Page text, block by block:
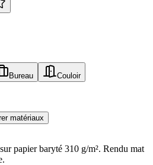
Bureau Couloir
matériaux
papier baryté 310 g/m². Rendu mat